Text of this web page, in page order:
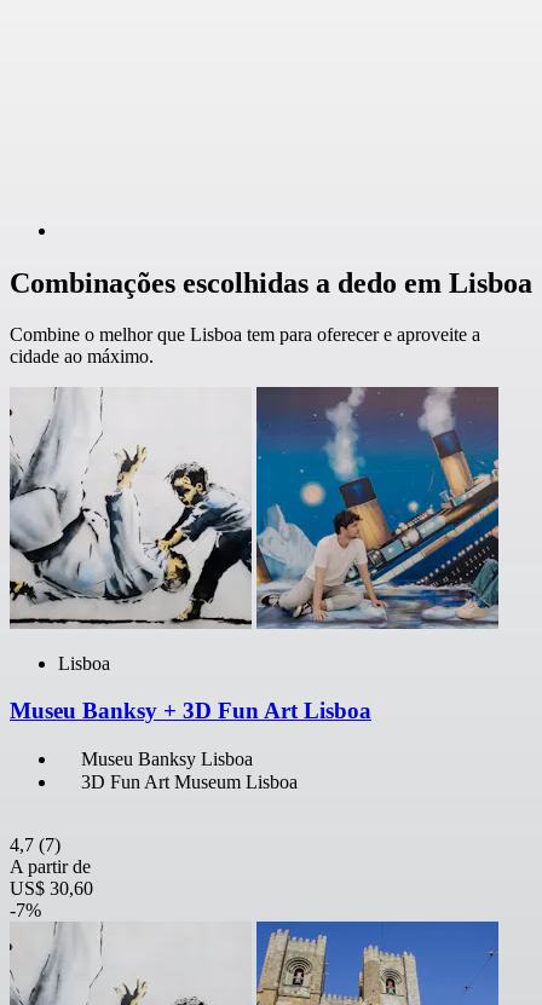
Combinações escolhidas a dedo em Lisboa
Combine o melhor que Lisboa tem para oferecer e aproveite a
cidade ao máximo.
Lisboa
Museu Banksy + 3D Fun Art Lisboa
Museu Banksy Lisboa
3D Fun Art Museum Lisboa
4,7 (7)
A partir de
US$ 30,60
-7%